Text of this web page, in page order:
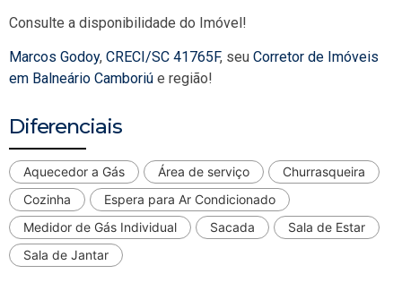
Consulte a disponibilidade do Imóvel!
Marcos Godoy, CRECI/SC 41765F, seu Corretor de Imóveis
em Balneário Camboriú e região!
Diferenciais
Aquecedor a Gás Área de serviço
Churrasqueira
Cozinha
Espera para Ar Condicionado
Medidor de Gás Individual
Sacada
Sala de Estar
Sala de Jantar